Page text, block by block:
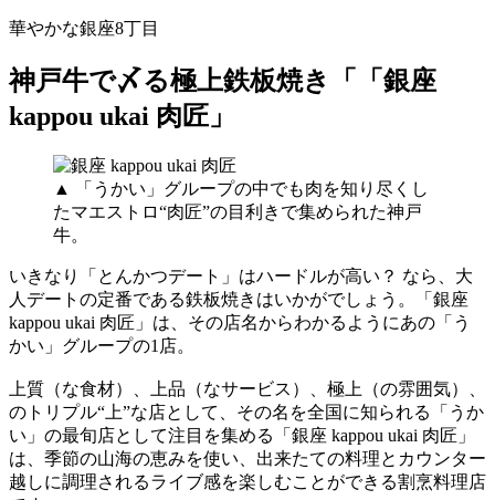
華やかな銀座8丁目
神戸牛で〆る極上鉄板焼き「「銀座
kappou ukai 肉匠」
▲ 「うかい」グループの中でも肉を知り尽くし
たマエストロ“肉匠”の目利きで集められた神戸
牛。
いきなり「とんかつデート」はハードルが高い？ なら、大
人デートの定番である鉄板焼きはいかがでしょう。「銀座
kappou ukai 肉匠」は、その店名からわかるようにあの「う
かい」グループの1店。
上質（な食材）、上品（なサービス）、極上（の雰囲気）、
のトリプル“上”な店として、その名を全国に知られる「うか
い」の最旬店として注目を集める「銀座 kappou ukai 肉匠」
は、季節の山海の恵みを使い、出来たての料理とカウンター
越しに調理されるライブ感を楽しむことができる割烹料理店